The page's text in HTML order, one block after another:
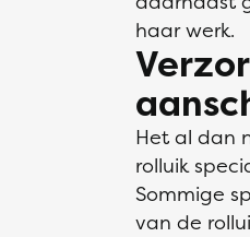
haar werk.
Het al dan
rolluik
Sommige
van de